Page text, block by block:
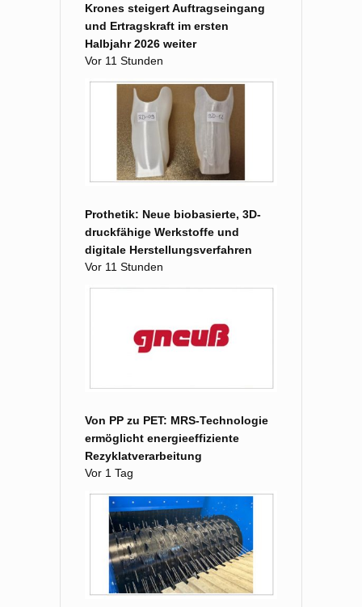
Krones steigert Auftragseingang
und Ertragskraft im ersten
Halbjahr 2026 weiter
Vor 11 Stunden
Prothetik: Neue biobasierte, 3D-
druckfähige Werkstoffe und
digitale Herstellungsverfahren
Vor 11 Stunden
Von PP zu PET: MRS-Technologie
ermöglicht energieeffiziente
Rezyklatverarbeitung
Vor 1 Tag